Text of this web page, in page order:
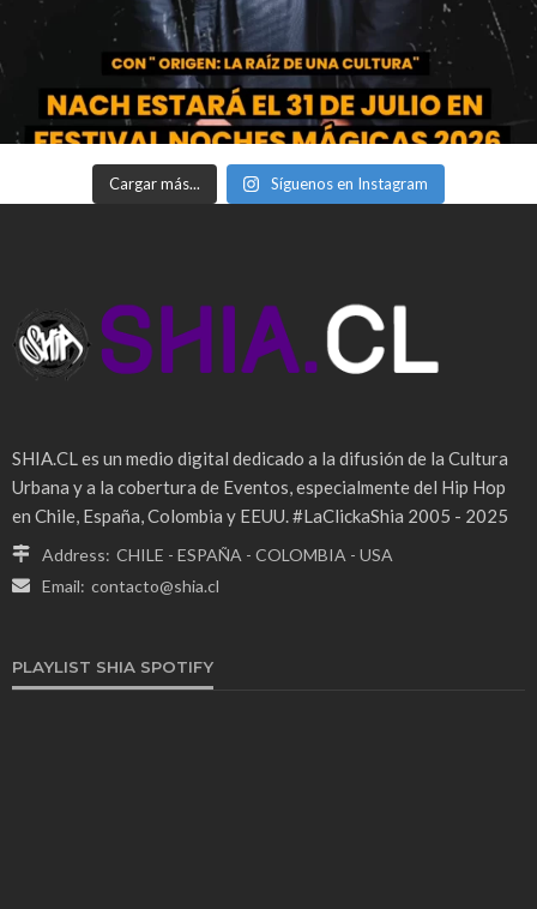
Cargar más... Síguenos en Instagram
SHIA.CL es un medio digital dedicado a la difusión de la Cultura
Urbana y a la cobertura de Eventos, especialmente del Hip Hop
en Chile, España, Colombia y EEUU. #LaClickaShia 2005 - 2025
Address: CHILE - ESPAÑA - COLOMBIA - USA
Email: contacto@shia.cl
PLAYLIST SHIA SPOTIFY